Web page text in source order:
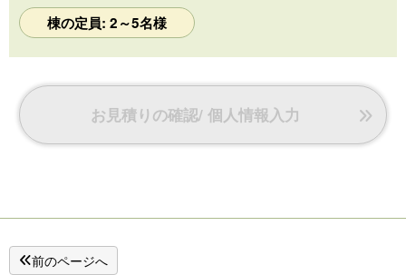
※お車2台分の駐車可
棟の定員: 2～5名様
お見積りの確認/ 個人情報入力
前のページへ